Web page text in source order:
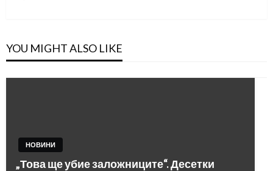
YOU MIGHT ALSO LIKE
НОВИНИ
„Това ще убие заложниците“. Десетки